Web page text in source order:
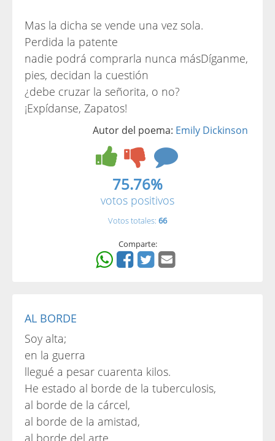
Mas la dicha se vende una vez sola.
Perdida la patente
nadie podrá comprarla nunca másDíganme,
pies, decidan la cuestión
¿debe cruzar la señorita, o no?
¡Expídanse, Zapatos!
Autor del poema: Emily Dickinson
75.76%
votos positivos
Votos totales: 66
Comparte:
AL BORDE
Soy alta;
en la guerra
llegué a pesar cuarenta kilos.
He estado al borde de la tuberculosis,
al borde de la cárcel,
al borde de la amistad,
al borde del arte,